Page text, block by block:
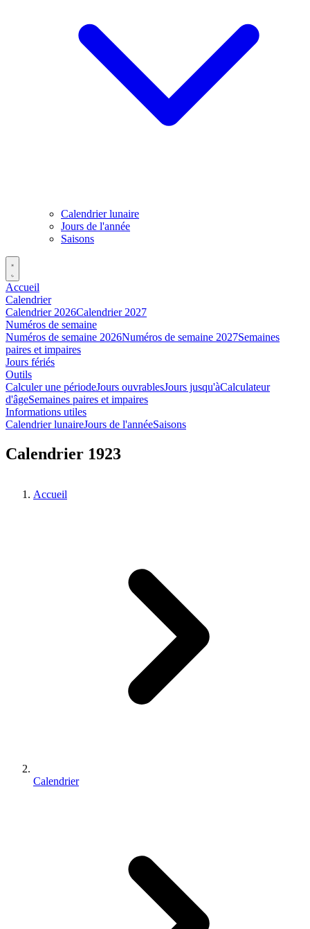
Calendrier lunaire
Jours de l'année
Saisons
Accueil
Calendrier
Calendrier 2026Calendrier 2027
Numéros de semaine
Numéros de semaine 2026Numéros de semaine 2027Semaines
paires et impaires
Jours fériés
Outils
Calculer une périodeJours ouvrablesJours jusqu'àCalculateur
d'âgeSemaines paires et impaires
Informations utiles
Calendrier lunaireJours de l'annéeSaisons
Calendrier 1923
Accueil
Calendrier